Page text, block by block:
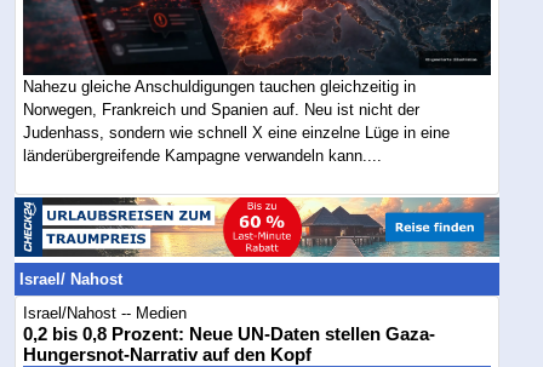
Nahezu gleiche Anschuldigungen tauchen gleichzeitig in
Norwegen, Frankreich und Spanien auf. Neu ist nicht der
Judenhass, sondern wie schnell X eine einzelne Lüge in eine
länderübergreifende Kampagne verwandeln kann....
Israel/ Nahost
Israel/Nahost -- Medien
0,2 bis 0,8 Prozent: Neue UN-Daten stellen Gaza-
Hungersnot-Narrativ auf den Kopf